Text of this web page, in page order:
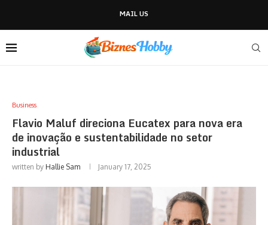
MAIL US
Business
Flavio Maluf direciona Eucatex para nova era
de inovação e sustentabilidade no setor
industrial
written by Hallie Sam January 17, 2025